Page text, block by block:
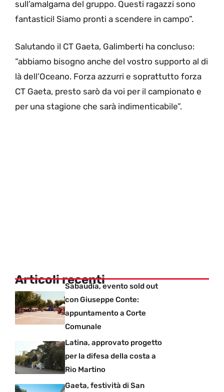
sull’amalgama del gruppo. Questi ragazzi sono
fantastici! Siamo pronti a scendere in campo”.
Salutando il CT Gaeta, Galimberti ha concluso:
“abbiamo bisogno anche del vostro supporto al di
là dell’Oceano. Forza azzurri e soprattutto forza
CT Gaeta, presto sarò da voi per il campionato e
per una stagione che sarà indimenticabile”.
Articoli recentiSabaudia, evento sold out
con Giuseppe Conte:
appuntamento a Corte
Comunale
Latina, approvato progetto
per la difesa della costa a
Rio Martino
Gaeta, festività di San